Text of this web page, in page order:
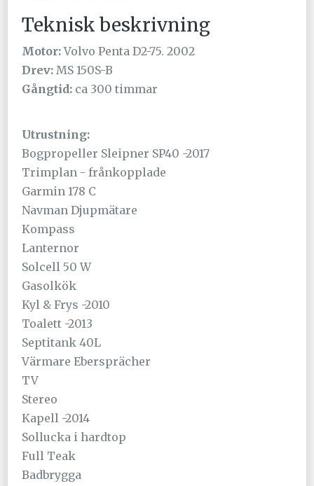
Teknisk beskrivning
Motor: Volvo Penta D2-75. 2002
Drev: MS 150S-B
Gångtid: ca 300 timmar
Utrustning:
Bogpropeller Sleipner SP40 -2017
Trimplan - frånkopplade
Garmin 178 C
Navman Djupmätare
Kompass
Lanternor
Solcell 50 W
Gasolkök
Kyl & Frys -2010
Toalett -2013
Septitank 40L
Värmare Ebersprächer
TV
Stereo
Kapell -2014
Sollucka i hardtop
Full Teak
Badbrygga